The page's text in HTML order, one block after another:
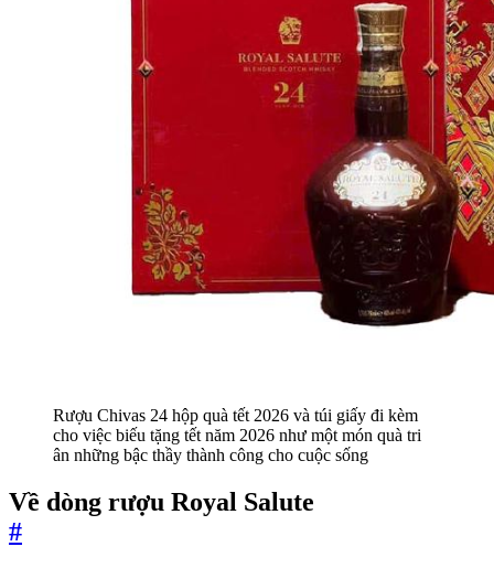
Rượu Chivas 24 hộp quà tết 2026 và túi giấy đi kèm
cho việc biếu tặng tết năm 2026 như một món quà tri
ân những bậc thầy thành công cho cuộc sống
Về dòng rượu Royal Salute
#